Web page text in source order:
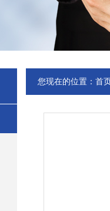
您现在的位置： 首